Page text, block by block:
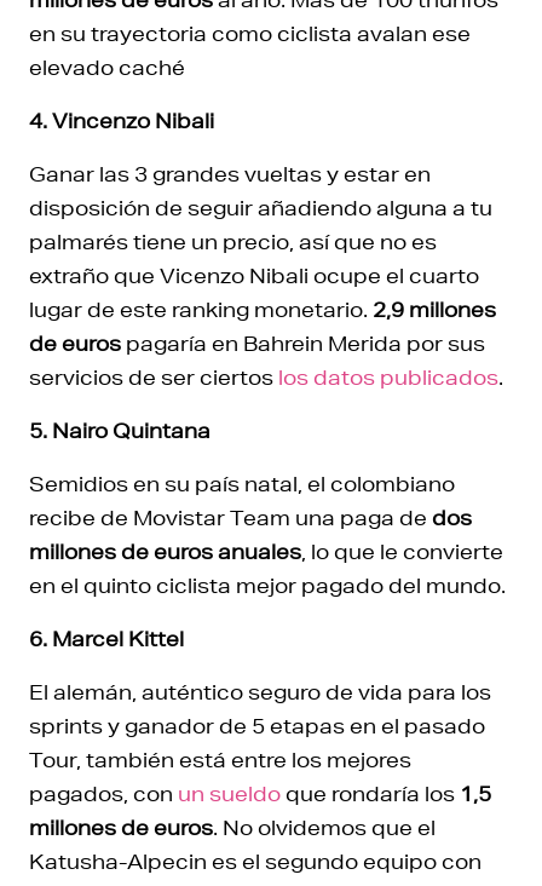
en su trayectoria como ciclista avalan ese
elevado caché
4. Vincenzo Nibali
Ganar las 3 grandes vueltas y estar en
disposición de seguir añadiendo alguna a tu
palmarés tiene un precio, así que no es
extraño que Vicenzo Nibali ocupe el cuarto
lugar de este ranking monetario. 2,9 millones
de euros pagaría en Bahrein Merida por sus
servicios de ser ciertos los datos publicados.
5. Nairo Quintana
Semidios en su país natal, el colombiano
recibe de Movistar Team una paga de dos
millones de euros anuales, lo que le convierte
en el quinto ciclista mejor pagado del mundo.
6. Marcel Kittel
El alemán, auténtico seguro de vida para los
sprints y ganador de 5 etapas en el pasado
Tour, también está entre los mejores
pagados, con un sueldoque rondaría los 1,5
millones de euros. No olvidemos que el
Katusha-Alpecin es el segundo equipo con